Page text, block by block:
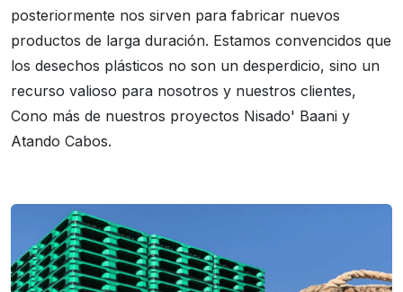
posteriormente nos sirven para fabricar nuevos
productos de larga duración. Estamos convencidos que
los desechos plásticos no son un desperdicio, sino un
recurso valioso para nosotros y nuestros clientes,
Cono más de nuestros proyectos Nisado' Baani y
Atando Cabos.